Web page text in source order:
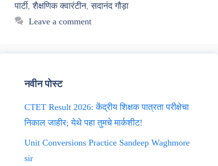
पार्टी,शैक्षणिक क्वारंटीन,सदानंद गौड़ा
Leave a comment
नवीन पोस्ट
CTET Result 2026: केंद्रीय शिक्षक पात्रता परीक्षेचा
निकाल जाहीर; येथे पहा तुमचे मार्कशीट!
Unit Conversions Practice Sandeep Waghmore
sir